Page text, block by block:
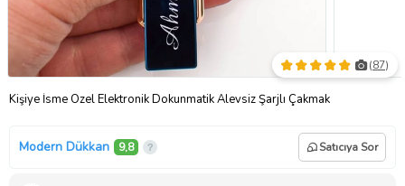
Kişiye İsme Özel Elektronik Dokunmatik Alevsiz Şarjlı Çakmak
(87)
Modern Dükkan 9,8 Satıcıya Sor